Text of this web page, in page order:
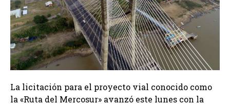
La licitación para el proyecto vial conocido como
la «Ruta del Mercosur» avanzó este lunes con la